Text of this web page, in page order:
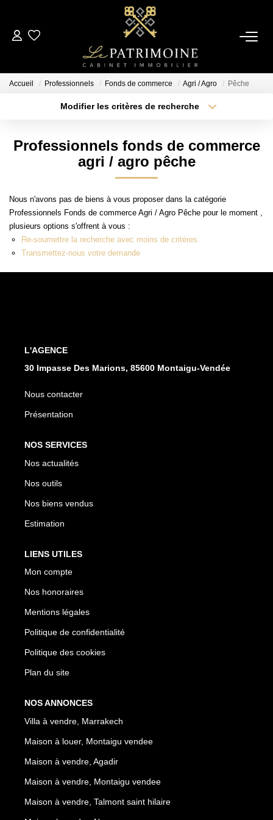
ACCUEIL
Ventes
ESTIMATION
Accueil Professionnels Fonds de commerce Agri / Agro Pêche
Modifier les critères de recherche
Type de bien
Surface min
Créer une alerte
Professionnels fonds de commerce
agri / agro pêche
Nous n'avons pas de biens à vous proposer dans la catégorie
Professionnels Fonds de commerce Agri / Agro Pêche pour le moment ,
plusieurs options s'offrent à vous :
Re-soumettre la recherche avec moins de critères.
Transmettez-nous votre demande
L'AGENCE
30 Impasse Des Marions, 85600 Montaigu-Vendée
Nous contacter
Présentation
NOS SERVICES
Nos actualités
Nos outils
Nos biens vendus
Estimation
LIENS UTILES
Mon compte
Nos honoraires
Mentions légales
Politique de confidentialité
Politique des cookies
Plan du site
NOS ANNONCES
Villa à vendre, Marrakech
Maison à louer, Montaigu vendee
Maison à vendre, Agadir
Maison à vendre, Montaigu vendee
Maison à vendre, Talmont saint hilaire